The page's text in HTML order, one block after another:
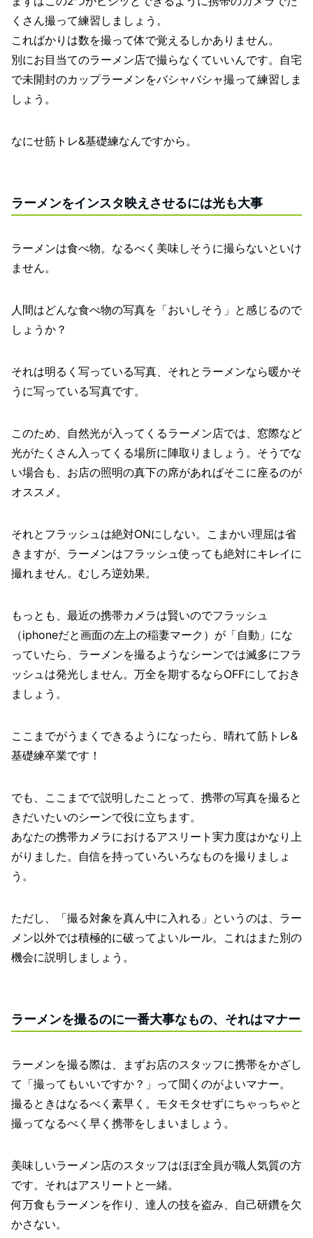
くさん撮って練習しましょう。
こればかりは数を撮って体で覚えるしかありません。
別にお目当てのラーメン店で撮らなくていいんです。自宅
で未開封のカップラーメンをバシャバシャ撮って練習しま
しょう。
なにせ筋トレ&基礎練なんですから。
ラーメンをインスタ映えさせるには光も大事
ラーメンは食べ物。なるべく美味しそうに撮らないといけ
ません。
人間はどんな食べ物の写真を「おいしそう」と感じるので
しょうか？
それは明るく写っている写真、それとラーメンなら暖かそ
うに写っている写真です。
このため、自然光が入ってくるラーメン店では、窓際など
光がたくさん入ってくる場所に陣取りましょう。そうでな
い場合も、お店の照明の真下の席があればそこに座るのが
オススメ。
それとフラッシュは絶対ONにしない。こまかい理屈は省
きますが、ラーメンはフラッシュ使っても絶対にキレイに
撮れません。むしろ逆効果。
もっとも、最近の携帯カメラは賢いのでフラッシュ
（iphoneだと画面の左上の稲妻マーク）が「自動」にな
っていたら、ラーメンを撮るようなシーンでは滅多にフラ
ッシュは発光しません。万全を期するならOFFにしておき
ましょう。
ここまでがうまくできるようになったら、晴れて筋トレ&
基礎練卒業です！
でも、ここまでで説明したことって、携帯の写真を撮ると
きだいたいのシーンで役に立ちます。
あなたの携帯カメラにおけるアスリート実力度はかなり上
がりました。自信を持っていろいろなものを撮りましょ
う。
ただし、「撮る対象を真ん中に入れる」というのは、ラー
メン以外では積極的に破ってよいルール。これはまた別の
機会に説明しましょう。
ラーメンを撮るのに一番大事なもの、それはマナー
ラーメンを撮る際は、まずお店のスタッフに携帯をかざし
て「撮ってもいいですか？」って聞くのがよいマナー。
撮るときはなるべく素早く。モタモタせずにちゃっちゃと
撮ってなるべく早く携帯をしまいましょう。
美味しいラーメン店のスタッフはほぼ全員が職人気質の方
です。それはアスリートと一緒。
何万食もラーメンを作り、達人の技を盗み、自己研鑽を欠
かさない。